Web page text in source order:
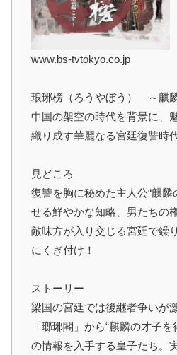
www.bs-tvtokyo.co.jp
琅琊榜（ろうやぼう） ～麒
中国の架空の時代を背景に、
織り成す華麗なる宮廷復讐時
見どころ
復讐を胸に秘めた主人公“麒麟
せる鮮やかな知略、男たちの
敵味方が入り交じる宮廷で繰
にくぎ付け！
ストーリー
梁国の宮廷では後継者争いが
「瑯琊閣」から“麒麟の才子
の情報を入手する皇子たち。